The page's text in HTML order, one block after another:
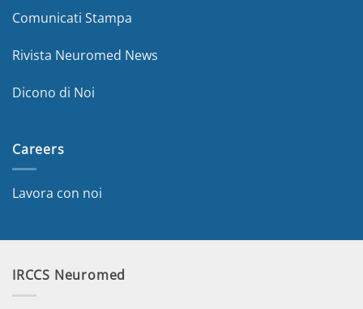
Comunicati Stampa
Rivista Neuromed News
Dicono di Noi
Careers
Lavora con noi
IRCCS Neuromed